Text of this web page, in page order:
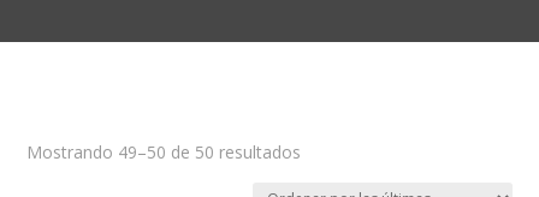
Mostrando 49–50 de 50 resultados